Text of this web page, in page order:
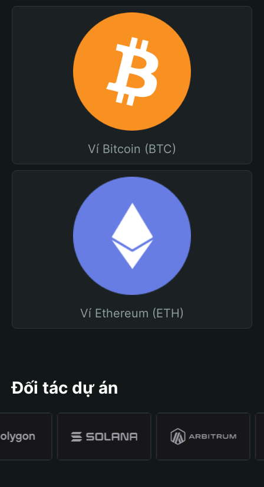
Ví Bitcoin (BTC)
Ví Ethereum (ETH)
Đối tác dự án